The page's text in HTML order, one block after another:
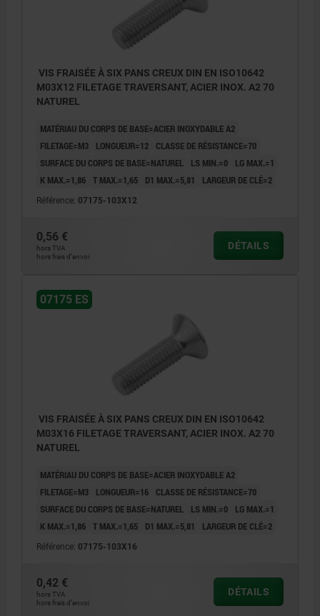
VIS FRAISÉE À SIX PANS CREUX DIN EN ISO10642
M03X12 FILETAGE TRAVERSANT, ACIER INOX. A2 70
NATUREL
MATÉRIAU DU CORPS DE BASE=ACIER INOXYDABLE A2
FILETAGE=M3
LONGUEUR=12
CLASSE DE RÉSISTANCE=70
SURFACE DU CORPS DE BASE=NATUREL
LS MIN.=0
LG MAX.=1
K MAX.=1,86 T MAX.=1,65 D1 MAX.=5,81 LARGEUR DE CLÉ=2
Référence: 07175-103X12
0,56 €
hors TVA
hors frais d’envoi
DÉTAILS
07175 ES
VIS FRAISÉE À SIX PANS CREUX DIN EN ISO10642
M03X16 FILETAGE TRAVERSANT, ACIER INOX. A2 70
NATUREL
MATÉRIAU DU CORPS DE BASE=ACIER INOXYDABLE A2
FILETAGE=M3
LONGUEUR=16
CLASSE DE RÉSISTANCE=70
SURFACE DU CORPS DE BASE=NATUREL
LS MIN.=0
LG MAX.=1
K MAX.=1,86 T MAX.=1,65 D1 MAX.=5,81 LARGEUR DE CLÉ=2
Référence: 07175-103X16
0,42 €
hors TVA
hors frais d’envoi
DÉTAILS